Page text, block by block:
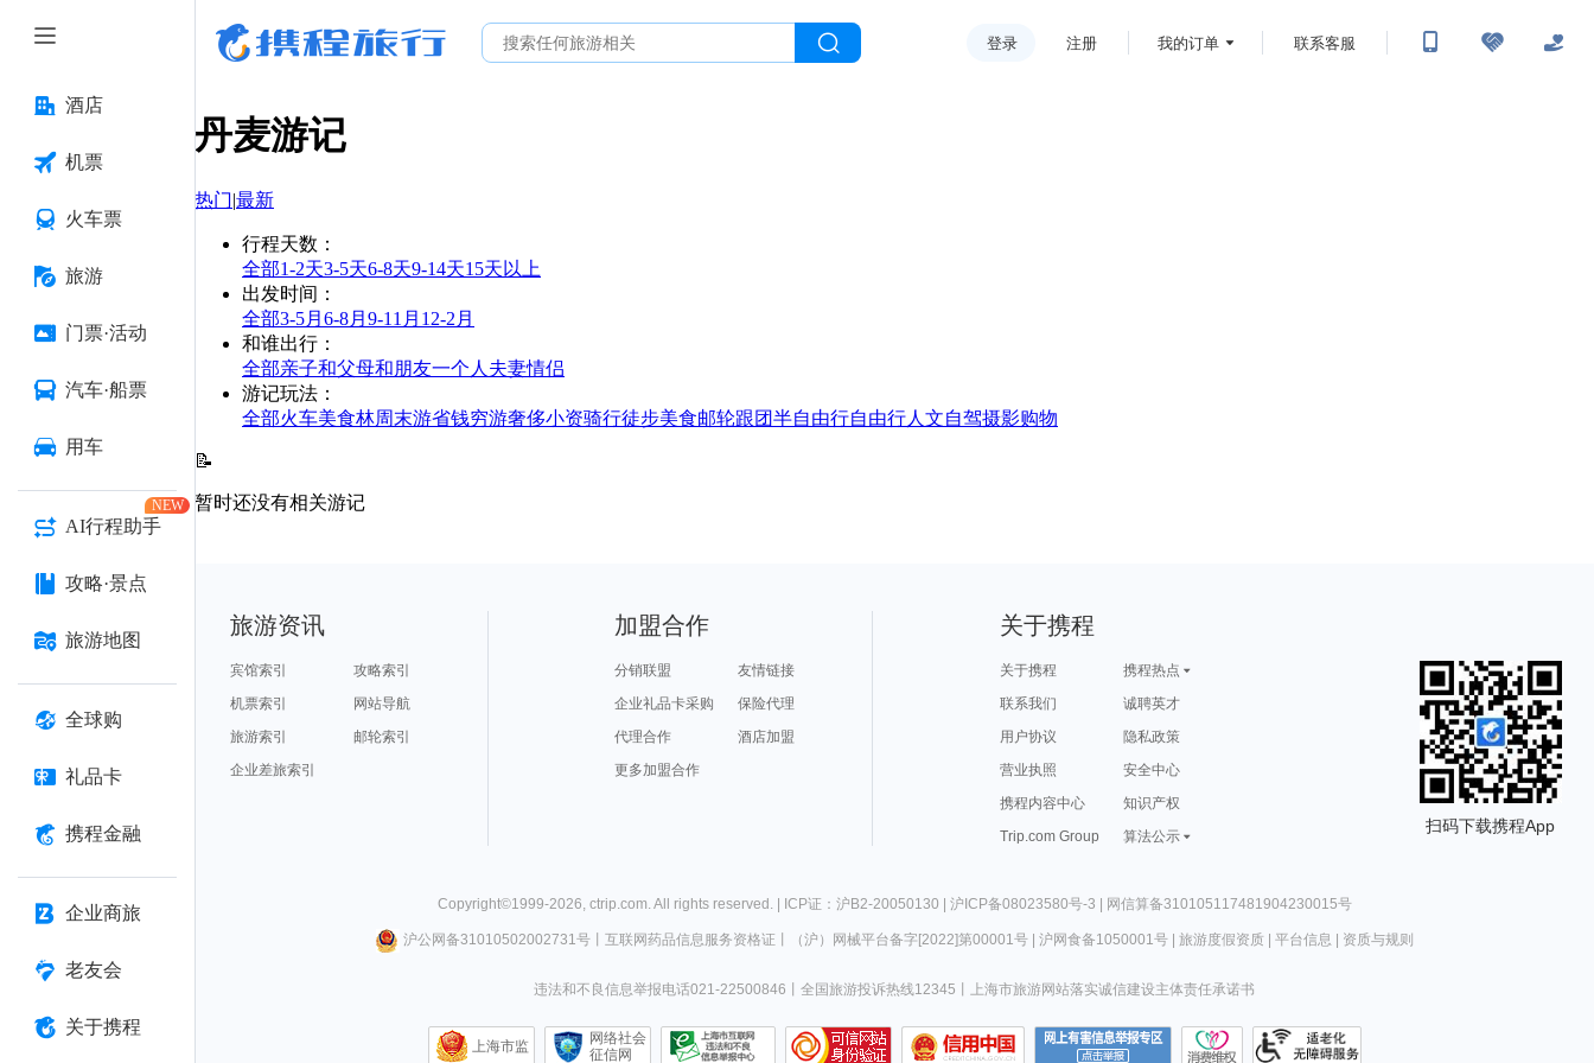
酒店
机票
火车票
旅游
门票·活动
汽车·船票
用车
AI行程助手
NEW
攻略·景点
旅游地图
全球购
礼品卡
携程金融
企业商旅
老友会
关于携程
登录 注册 我的订单 联系客服
丹麦游记
热门|最新
行程天数 ：
全部1-2天3-5天6-8天9-14天15天以上
出发时间 ：
全部3-5月 6-8月 9-11月 12-2月
和谁出行 ：
全部亲子和父母和朋友一个人 夫妻情侣
游记玩法 ：
全部火车美食林周末游省钱穷游奢侈小资骑行徒步美食邮轮跟团半自由行自由行人文自驾摄影购物
📝
暂时还没有相关游记
旅游资讯
宾馆索引
攻略索引
机票索引
网站导航
旅游索引
邮轮索引
企业差旅索引
加盟合作
分销联盟
友情链接
企业礼品卡采购
保险代理
代理合作
酒店加盟
更多加盟合作
关于携程
关于携程
携程热点
联系我们
诚聘英才
用户协议
隐私政策
营业执照
安全中心
携程内容中心
知识产权
Trip.com Group
算法公示
扫码下载携程App
Copyright©1999-2026, ctrip.com. All rights reserved. | ICP证：沪B2-20050130 | 沪ICP备08023580号-3 | 网信算备310105117481904230015号
沪公网备31010502002731号丨 互联网药品信息服务资格证 （沪）网械平台备字[2022]第00001号| 沪网食备1050001号| 旅游度假资质| 平台信息 资质与规则
违法和不良信息举报电话021-22500846 全国旅游投诉热线12345 上海市旅游网站落实诚信建设主体责任承诺书
上海市监
网络社会
征信网